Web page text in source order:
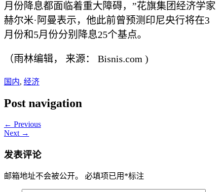
月份降息都面临着重大障碍，”花旗集团经济学家
赫尔米·阿曼表示，他此前曾预测印尼央行将在3
月份和5月份分别降息25个基点。
（雨林编辑， 来源： Bisnis.com )
国内, 经济
Post navigation
← Previous
Next →
发表评论
邮箱地址不会被公开。 必填项已用 *标注